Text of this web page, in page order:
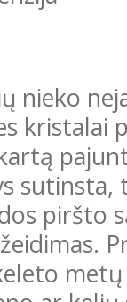
nieko
kristalai
sutinsta,
piršto